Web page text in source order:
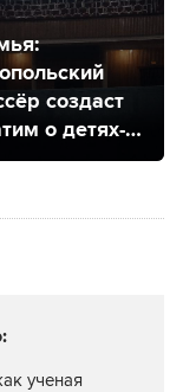
создаст
о детях-
ученая